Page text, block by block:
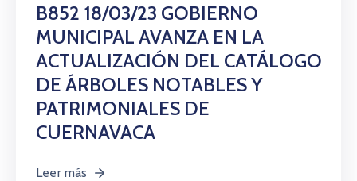
B852 18/03/23 GOBIERNO
MUNICIPAL AVANZA EN LA
ACTUALIZACIÓN DEL CATÁLOGO
DE ÁRBOLES NOTABLES Y
PATRIMONIALES DE
CUERNAVACA
Leer más